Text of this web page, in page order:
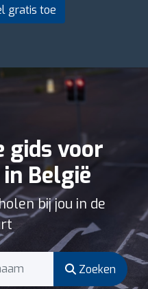
gratis toe
gids voor
België
bij jou in de
Zoeken